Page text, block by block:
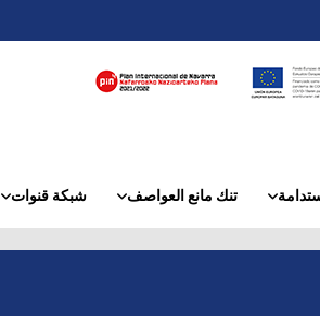
شبكة قنوات تنك مانع العواصف